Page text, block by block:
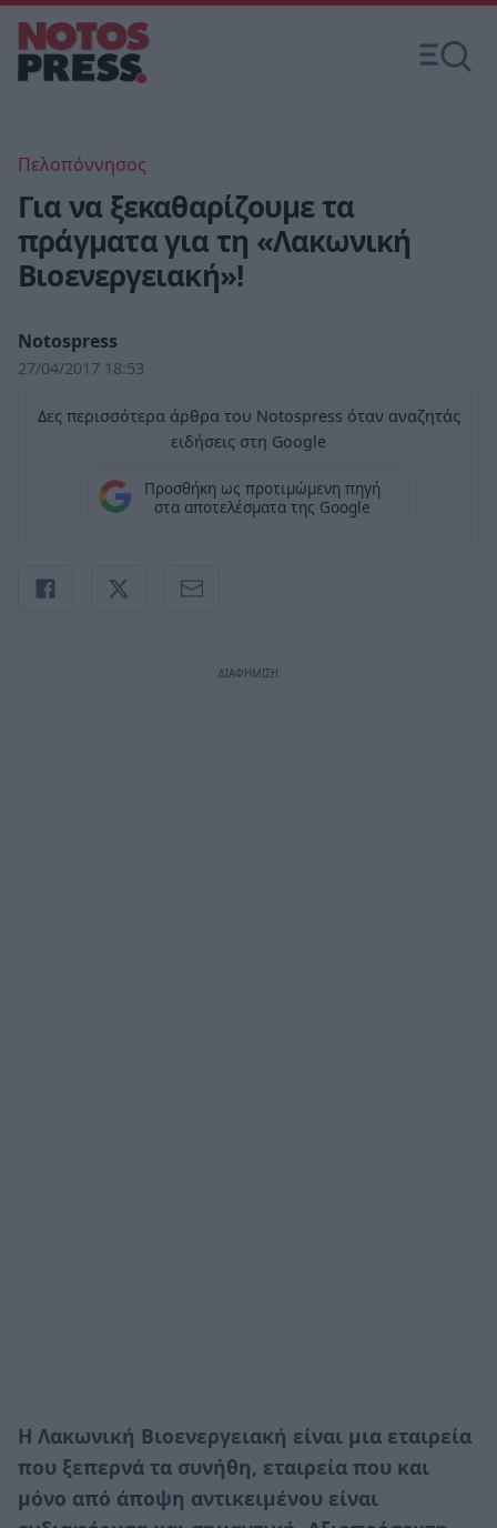
Πελοπόννησος
Για να ξεκαθαρίζουμε τα
πράγματα για τη «Λακωνική
Βιοενεργειακή»!
Notospress
27/04/2017 18:53
Δες περισσότερα άρθρα του Notospress όταν αναζητάς
ειδήσεις στη Google
Προσθήκη ως προτιμώμενη πηγή
στα αποτελέσματα της Google
Η Λακωνική Βιοενεργειακή είναι μια εταιρεία
που ξεπερνά τα συνήθη, εταιρεία που και
μόνο από άποψη αντικειμένου είναι